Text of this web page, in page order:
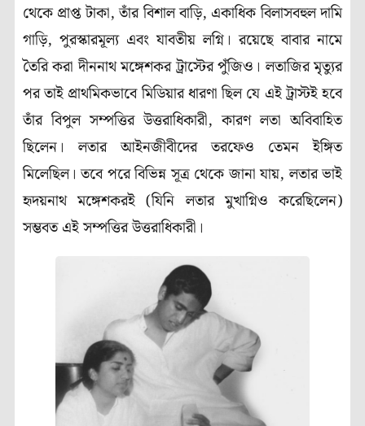
থেকে প্রাপ্ত টাকা, তাঁর বিশাল বাড়ি, একাধিক বিলাসবহুল দামি
গাড়ি, পুরস্কারমূল্য এবং যাবতীয় লগ্নি। রয়েছে বাবার নামে
তৈরি করা দীননাথ মঙ্গেশকর ট্রাস্টের পুঁজিও। লতাজির মৃত্যুর
পর তাই প্রাথমিকভাবে মিডিয়ার ধারণা ছিল যে এই ট্রাস্টই হবে
তাঁর বিপুল সম্পত্তির উত্তরাধিকারী, কারণ লতা অবিবাহিত
ছিলেন। লতার আইনজীবীদের তরফেও তেমন ইঙ্গিত
মিলেছিল। তবে পরে বিভিন্ন সূত্র থেকে জানা যায়, লতার ভাই
হৃদয়নাথ মঙ্গেশকরই (যিনি লতার মুখাগ্নিও করেছিলেন)
সম্ভবত এই সম্পত্তির উত্তরাধিকারী।